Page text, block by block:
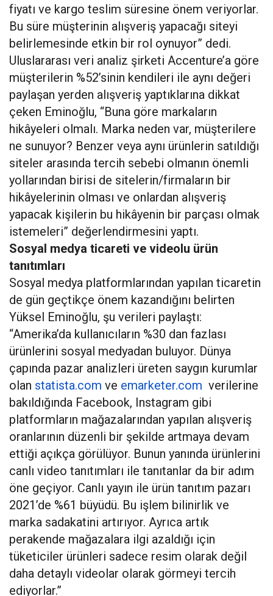
fiyatı ve kargo teslim süresine önem veriyorlar.
Bu süre müşterinin alışveriş yapacağı siteyi
belirlemesinde etkin bir rol oynuyor” dedi.
Uluslararası veri analiz şirketi Accenture’a göre
müşterilerin %52’sinin kendileri ile aynı değeri
paylaşan yerden alışveriş yaptıklarına dikkat
çeken Eminoğlu, “Buna göre markaların
hikâyeleri olmalı. Marka neden var, müşterilere
ne sunuyor? Benzer veya aynı ürünlerin satıldığı
siteler arasında tercih sebebi olmanın önemli
yollarından birisi de sitelerin/firmaların bir
hikâyelerinin olması ve onlardan alışveriş
yapacak kişilerin bu hikâyenin bir parçası olmak
istemeleri” değerlendirmesini yaptı.
Sosyal medya ticareti ve videolu ürün
tanıtımları
Sosyal medya platformlarından yapılan ticaretin
de gün geçtikçe önem kazandığını belirten
Yüksel Eminoğlu, şu verileri paylaştı:
“Amerika’da kullanıcıların %30 dan fazlası
ürünlerini sosyal medyadan buluyor. Dünya
çapında pazar analizleri üreten saygın kurumlar
olan statista.com ve emarketer.com verilerine
bakıldığında Facebook, Instagram gibi
platformların mağazalarından yapılan alışveriş
oranlarının düzenli bir şekilde artmaya devam
ettiği açıkça görülüyor. Bunun yanında ürünlerini
canlı video tanıtımları ile tanıtanlar da bir adım
öne geçiyor. Canlı yayın ile ürün tanıtım pazarı
2021’de %61 büyüdü. Bu işlem bilinirlik ve
marka sadakatini artırıyor. Ayrıca artık
perakende mağazalara ilgi azaldığı için
tüketiciler ürünleri sadece resim olarak değil
daha detaylı videolar olarak görmeyi tercih
ediyorlar.”